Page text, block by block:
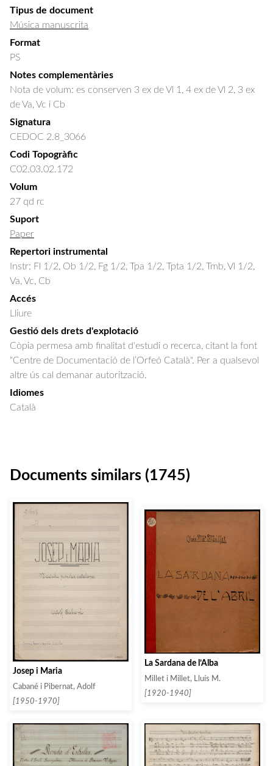
Tipus de document
Música manuscrita
Format
PS
Notes complementàries
Nota de volum: es conserven 3 ex de Vl 1, 4 ex de Vl 2, 3 ex
de Va, Vc i Cb
Signatura
CEDOC 2.8_3066
Codi Topogràfic
C02.03.02.172
Volum
27 qd rc
Suport
Paper
Repertori instrumental
Instr: Fl 1/2, Ob 1/2, Fg 1/2, Tpa 1/2, Tpta 1/2, Tmb, Vl 1/2,
Va, Vc, Cb
Accés
Lliure
Gestió dels drets d'explotació
Còpia permesa amb finalitat d'estudi o recerca, citant la font
"Centre de Documentació de l’Orfeó Català". Per a qualsevol
altre ús cal demanar autorització.
Idiomes
Català
Documents similars (1745)
Josep i Maria
Cabané i Pibernat, Adolf
[1950-1970]
La Sardana de l’Alba
Millet i Millet, Lluís M.
[1920-1940]